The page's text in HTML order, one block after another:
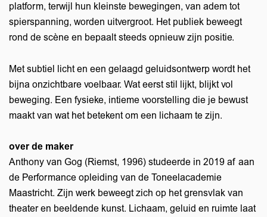
platform, terwijl hun kleinste bewegingen, van adem tot
spierspanning, worden uitvergroot. Het publiek beweegt
rond de scène en bepaalt steeds opnieuw zijn positie.
Met subtiel licht en een gelaagd geluidsontwerp wordt het
bijna onzichtbare voelbaar. Wat eerst stil lijkt, blijkt vol
beweging. Een fysieke, intieme voorstelling die je bewust
maakt van wat het betekent om een lichaam te zijn.
over de maker
Anthony van Gog (Riemst, 1996) studeerde in 2019 af aan
de Performance opleiding van de Toneelacademie
Maastricht. Zijn werk beweegt zich op het grensvlak van
theater en beeldende kunst. Lichaam, geluid en ruimte laat